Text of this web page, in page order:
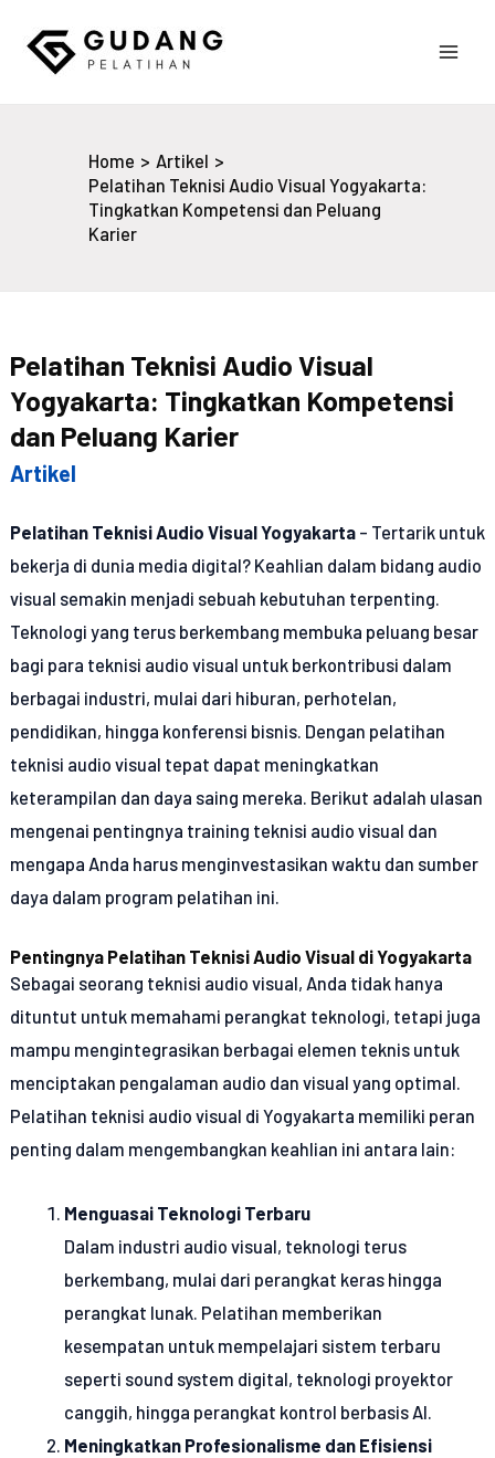
content
Home
Artikel
Pelatihan Teknisi Audio Visual Yogyakarta:
Tingkatkan Kompetensi dan Peluang
Karier
Pelatihan Teknisi Audio Visual
Yogyakarta: Tingkatkan Kompetensi
dan Peluang Karier
Artikel
Pelatihan Teknisi Audio Visual Yogyakarta– Tertarik untuk
bekerja di dunia media digital? Keahlian dalam bidang audio
visual semakin menjadi sebuah kebutuhan terpenting.
Teknologi yang terus berkembang membuka peluang besar
bagi para teknisi audio visual untuk berkontribusi dalam
berbagai industri, mulai dari hiburan, perhotelan,
pendidikan, hingga konferensi bisnis. Dengan pelatihan
teknisi audio visual tepat dapat meningkatkan
keterampilan dan daya saing mereka. Berikut adalah ulasan
mengenai pentingnya training teknisi audio visual dan
mengapa Anda harus menginvestasikan waktu dan sumber
daya dalam program pelatihan ini.
Pentingnya Pelatihan Teknisi Audio Visual di Yogyakarta
Sebagai seorang teknisi audio visual, Anda tidak hanya
dituntut untuk memahami perangkat teknologi, tetapi juga
mampu mengintegrasikan berbagai elemen teknis untuk
menciptakan pengalaman audio dan visual yang optimal.
Pelatihan teknisi audio visual di Yogyakarta memiliki peran
penting dalam mengembangkan keahlian ini antara lain:
Menguasai Teknologi Terbaru
Dalam industri audio visual, teknologi terus
berkembang, mulai dari perangkat keras hingga
perangkat lunak. Pelatihan memberikan
kesempatan untuk mempelajari sistem terbaru
seperti sound system digital, teknologi proyektor
canggih, hingga perangkat kontrol berbasis AI.
Meningkatkan Profesionalisme dan Efisiensi